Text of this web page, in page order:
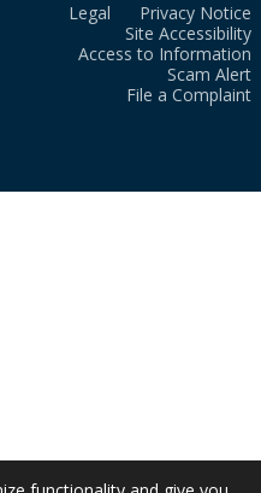
Legal
Privacy Notice
Site Accessibility
Access to Information
Scam Alert
File a Complaint